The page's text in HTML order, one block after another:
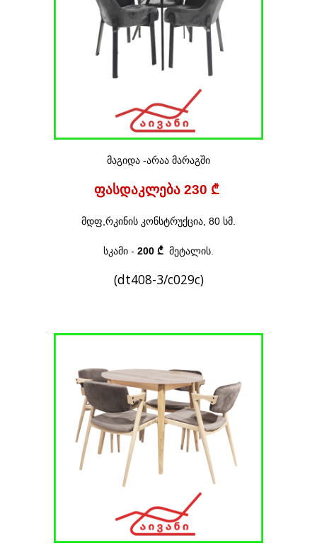
მაგიდა -არაა მარაგში
ფასდაკლება 230 ₾
მდფ,რკინის კონსტრუქცია, 80 სმ.
სკამი - 200 ₾ მეტალის.
(dt408-3/c029c)